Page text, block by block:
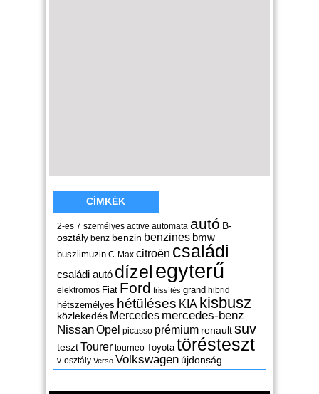
CÍMKÉK
2-es 7 személyes active automata autó B-
osztály benz benzin benzines bmw
buszlimuzin C-Max citroën családi
családi autó dízel egyterű
elektromos Fiat Ford frissítés grand hibrid
hétszemélyes hétüléses KIA kisbusz
közlekedés Mercedes mercedes-benz
NissanOpel picasso prémium renaultsuv
tesztTourer tourneo Toyota törésteszt
v-osztály Verso Volkswagen újdonság